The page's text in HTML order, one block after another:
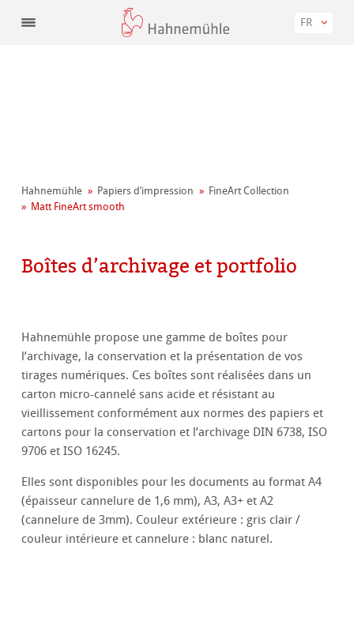
FR
Hahnemühle Papiers d‘impression
FineArt Collection
Matt FineArt smooth
Boîtes d’archivage et portfolio
Hahnemühle propose une gamme de boîtes pour
l’archivage, la conservation et la présentation de vos
tirages numériques. Ces boîtes sont réalisées dans un
carton micro-cannelé sans acide et résistant au
vieillissement conformément aux normes des papiers et
cartons pour la conservation et l’archivage DIN 6738, ISO
9706 et ISO 16245.
Elles sont disponibles pour les documents au format A4
(épaisseur cannelure de 1,6 mm), A3, A3+ et A2
(cannelure de 3mm). Couleur extérieure : gris clair /
couleur intérieure et cannelure : blanc naturel.